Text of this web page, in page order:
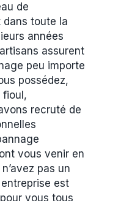
de
dans toute la
années
assurent
peu importe
possédez,
fioul,
recruté de
vous venir en
pas un
est
vous tous